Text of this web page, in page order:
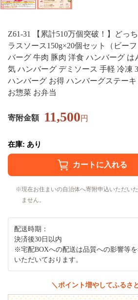
Z61-31 【累計510万個突破！】どっ
ラスソース150g×20個セット（ビー
バーグ 牛肉 豚肉 洋食 ハンバーグ は
気 ハンバーグ デミソース 手軽 冷凍
ハンバーグ お得 ハンバーグステー
お惣菜 お弁当
寄附金額 11,500円
在庫: あり
現在お住まいの自治体へ寄附申込いただい
ません。
配送時期：
決済後30日以内
※宅配BOXへの配送は品質への影響等
いただいております。
＼ポイント増やしてふるさ